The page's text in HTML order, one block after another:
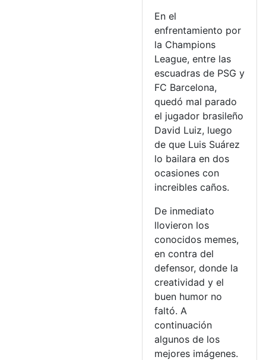
En el
enfrentamiento por
la Champions
League, entre las
escuadras de PSG y
FC Barcelona,
quedó mal parado
el jugador brasileño
David Luiz, luego
de que Luis Suárez
lo bailara en dos
ocasiones con
increibles caños.
De inmediato
llovieron los
conocidos memes,
en contra del
defensor, donde la
creatividad y el
buen humor no
faltó. A
continuación
algunos de los
mejores imágenes.